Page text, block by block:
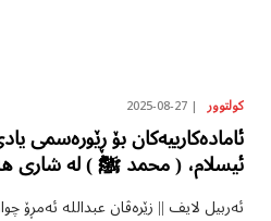
کولتوور 2025-08-27
ئامادەکارییەکان بۆ ڕێورەسمى
‬ئیسلام‮، ‬‮( محمد ﷺ ) لە شاری